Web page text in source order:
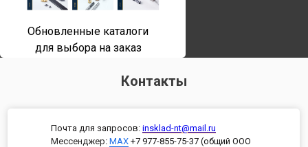
Обновленные каталоги
для выбора на заказ
Контакты
Почта для запросов: insklad-nt@mail.ru
Мессенджер: MAX +7 977-855-75-37 (общий ООО